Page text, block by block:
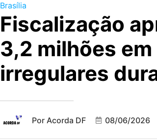
Brasília
Fiscalização
3,2 milhões
irregulares
Por Acorda DF 08/06/2026